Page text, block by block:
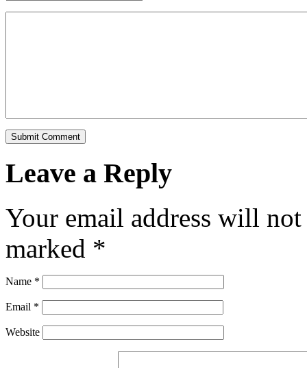
Leave a Reply
Your email address will
marked *
Name *
Email *
Website